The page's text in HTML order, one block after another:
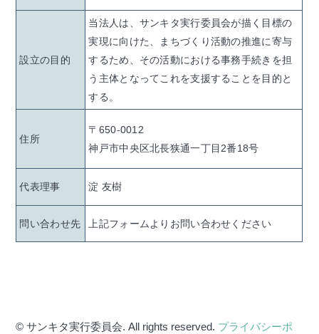
設立の目的
当法人は、サンキタ実行委員会が描く目標の
実現に向けた、まちづくり活動の推進に寄与
するため、その活動における事務手続きを担
う主体となってこれを支援することを目的と
する。
住所
〒650-0012
神戸市中央区北長狭通一丁目2番18号
代表理事 淀 友樹
問い合わせ先 上記フォームよりお問い合わせください
© サンキタ実行委員会. All rights reserved. プライバシーポ